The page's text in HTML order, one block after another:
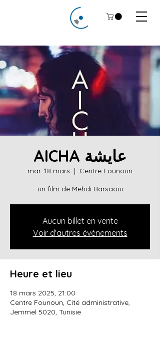
AICHA عايشة
mar. 18 mars
  |
Centre Founoun
un film de Mehdi Barsaoui
Aucun billet en vente
Voir d'autres événements
Heure et lieu
18 mars 2025, 21:00
Centre Founoun, Cité administrative,
Jemmel 5020, Tunisie